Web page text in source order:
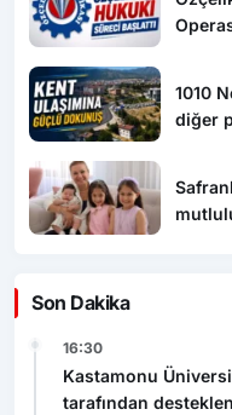
1010
diğer
Son Dakika
16:30
Kastamonu
tarafından